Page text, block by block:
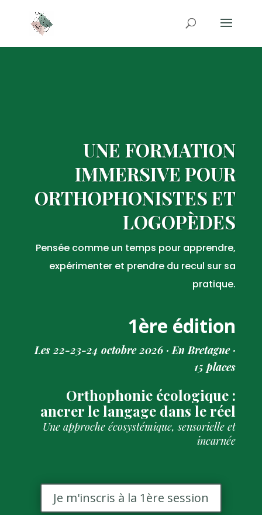
UNE FORMATION
IMMERSIVE POUR
ORTHOPHONISTES ET
LOGOPÈDES
Pensée comme un temps pour apprendre,
expérimenter et prendre du recul sur sa
pratique.
1ère édition
Les 22-23-24 octobre 2026 ·En Bretagne ·
15 places
Orthophonie écologique :
ancrer le langage dans le réel
Une approche écosystémique, sensorielle et
incarnée
Je m'inscris à la 1ère session